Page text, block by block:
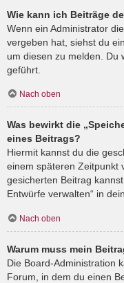
Wie kann ich Beiträge
Wenn ein Administrator
vergeben hat, siehst du
um diesen zu melden. Du
geführt.
Nach oben
Was bewirkt die
eines Beitrags?
Hiermit kannst du die
einem späteren Zeitpunkt
gesicherten Beitrag
Entwürfe verwalten“ in
Nach oben
Warum muss mein
Die Board-Administration
Forum, in dem du einen